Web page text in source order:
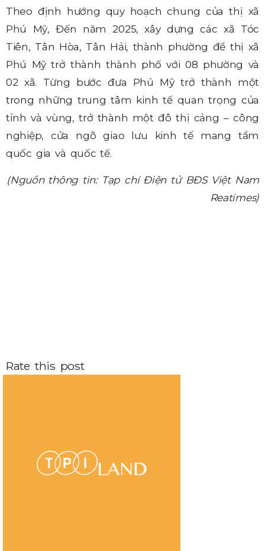
Theo định hướng quy hoạch chung của thị xã
Phú Mỹ, Đến năm 2025, xây dựng các xã Tóc
Tiên, Tân Hòa, Tân Hải, thành phường để thị xã
Phú Mỹ trở thành thành phố với 08 phường và
02 xã. Từng bước đưa Phú Mỹ trở thành một
trong những trung tâm kinh tế quan trọng của
tỉnh và vùng, trở thành một đô thị cảng – công
nghiệp, cửa ngõ giao lưu kinh tế mang tầm
quốc gia và quốc tế.
(Nguồn thông tin: Tạp chí Điện tử BĐS Việt Nam
Reatimes)
Rate this post